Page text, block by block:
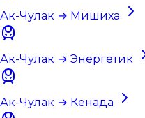
Ак-Чулак → Мишиха
Ак-Чулак → Энергетик
Ак-Чулак → Кенада